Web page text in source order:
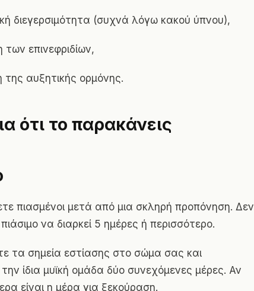
διεγερσιμότητα (συχνά λόγω κακού ύπνου),
των επινεφριδίων,
της αυξητικής ορμόνης.
ότι το παρακάνεις
πιασμένοι μετά από μια σκληρή προπόνηση. Δεν
να διαρκεί 5 ημέρες ή περισσότερο.
τα σημεία εστίασης στο σώμα σας και
ίδια μυϊκή ομάδα δύο συνεχόμενες μέρες. Αν
είναι η μέρα για ξεκούραση.